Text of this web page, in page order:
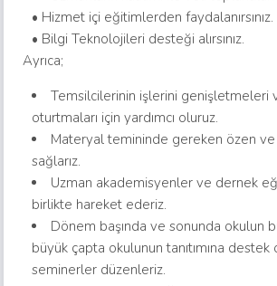
• Hizmet içi eğitimlerden faydalanırsınız.
• Bilgi Teknolojileri desteği alırsınız.
Ayrıca;
Temsilcilerinin işlerini genişletmeleri
oturtmaları için yardımcı oluruz.
Materyal temininde gereken özen
sağlarız.
Uzman akademisyenler ve dernek
birlikte hareket ederiz.
Dönem başında ve sonunda okulun
büyük çapta okulunun tanıtımına destek
seminerler düzenleriz.